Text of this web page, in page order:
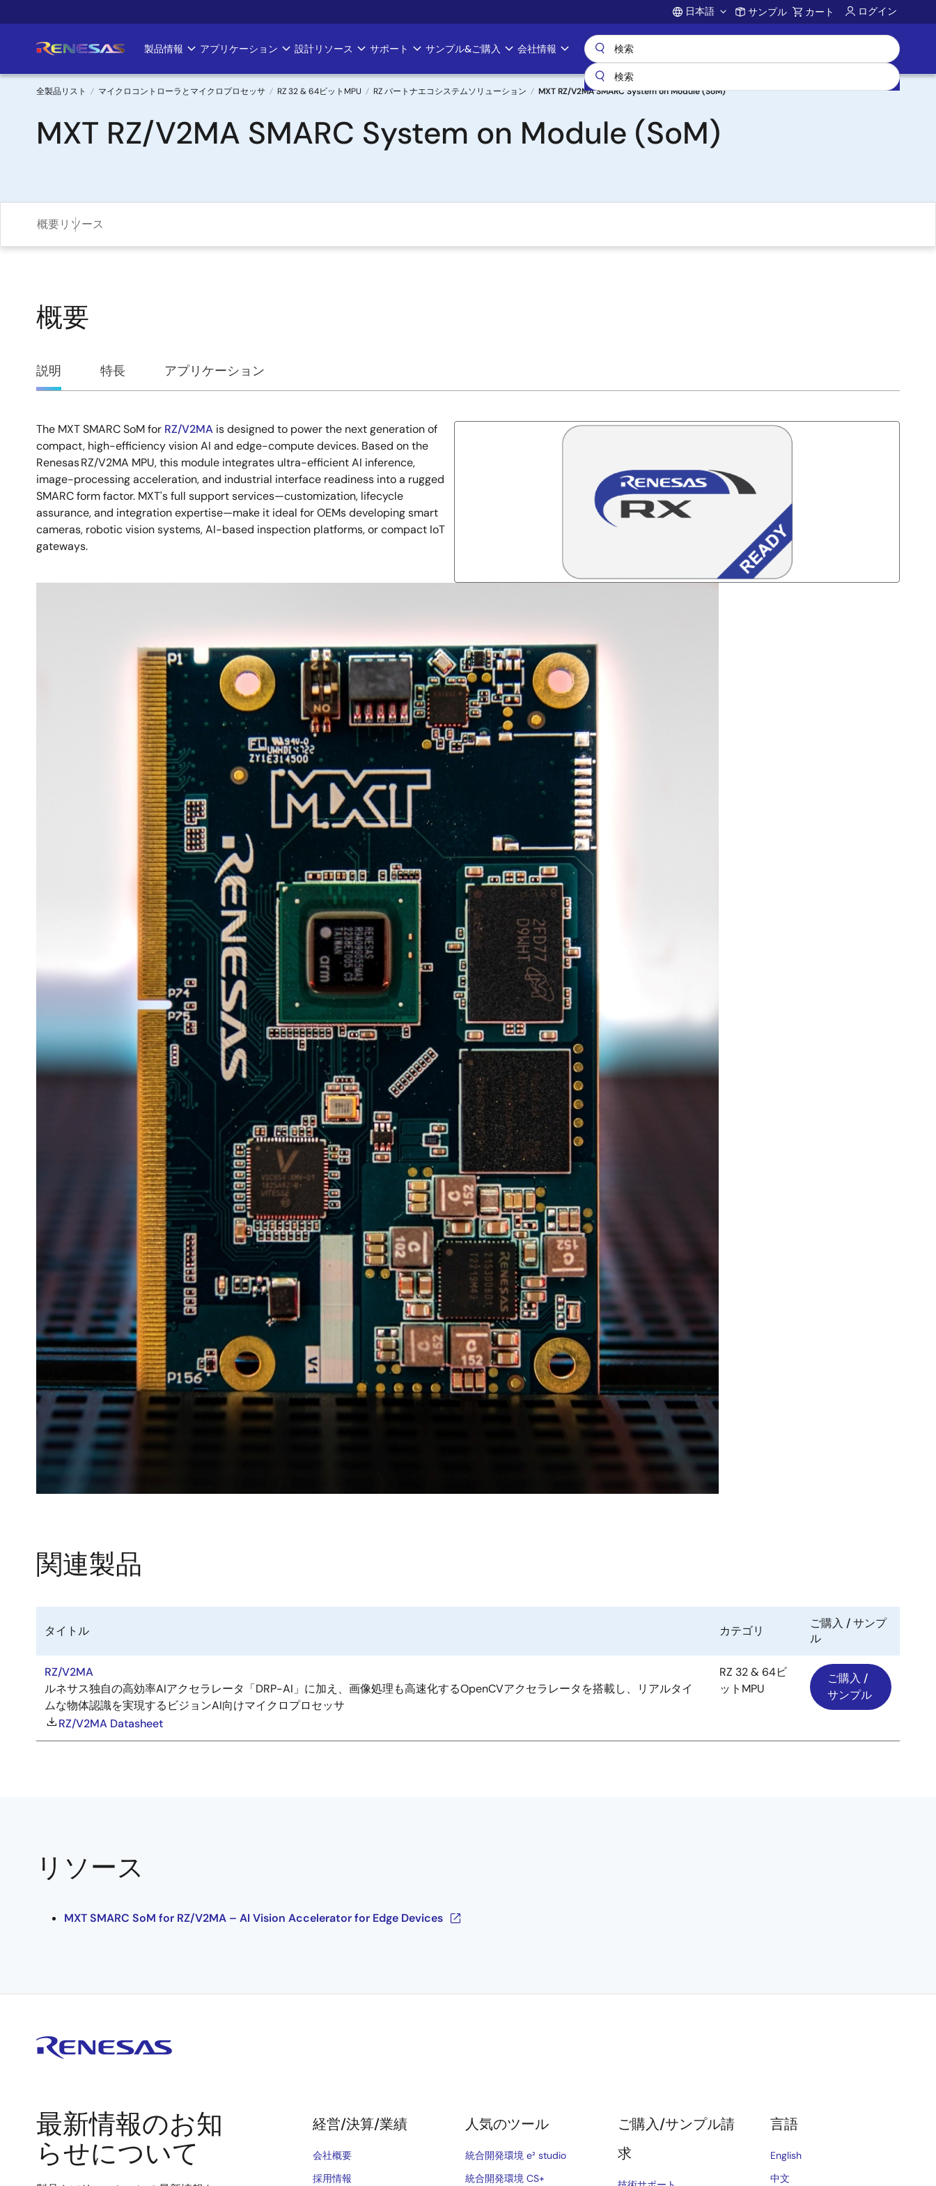
イ
ン
Account
日本語 サンプル カート ログイン
Main
navigation
製品情報 アプリケーション 設計リソース サポート サンプル&ご購入 会社情報
パ
ン
ず
全製品リスト マイクロコントローラとマイクロプロセッサ RZ 32 & 64ビットMPU RZ パートナエコシステムソリューション MXT RZ/V2MA SMARC System on Module (SoM)
MXT RZ/V2MA SMARC System on Module (SoM)
概要リソース
概要
概
説明 特長 アプリケーション
説
明
The MXT SMARC SoM for RZ/V2MA is designed to power the next generation of
compact, high-efficiency vision AI and edge-compute devices. Based on the
Renesas RZ/V2MA MPU, this module integrates ultra-efficient AI inference,
image-processing acceleration, and industrial interface readiness into a rugged
SMARC form factor. MXT's full support services—customization, lifecycle
assurance, and integration expertise—make it ideal for OEMs developing smart
cameras, robotic vision systems, AI-based inspection platforms, or compact IoT
gateways.
関連製品
タイトル カテゴリ
ご購入 / サンプ
ル
RZ/V2MA
ルネサス独自の高効率AIアクセラレータ「DRP-AI」に加え、画像処理も高速化するOpenCVアクセラレータを搭載し、リアルタイ
ムな物体認識を実現するビジョンAI向けマイクロプロセッサ
RZ/V2MA Datasheet
RZ 32 & 64ビ
ットMPU
ご購入 /
サンプル
リソース
MXT SMARC SoM for RZ/V2MA – AI Vision Accelerator for Edge Devices
最新情報のお知
らせについて
経営/決算/業績
会社概要
採用情報
人気のツール
統合開発環境 e² studio
統合開発環境 CS+
ご購入/サンプル請
求
言語
English
中文